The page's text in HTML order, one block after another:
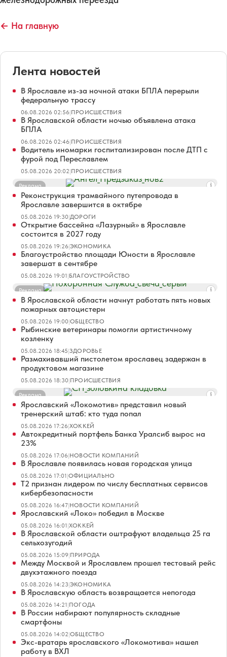
← На главную
Лента новостей
В Ярославле из-за ночной атаки БПЛА перерыли
федеральную трассу
06.08.2026 02:56|ПРОИСШЕСТВИЯ
В Ярославской области ночью объявлена атака
БПЛА
06.08.2026 02:46|ПРОИСШЕСТВИЯ
Водитель иномарки госпитализирован после ДТП с
фурой под Переславлем
05.08.2026 20:02|ПРОИСШЕСТВИЯ
Реклама
Реконструкция трамвайного путепровода в
Ярославле завершится в октябре
05.08.2026 19:30|ДОРОГИ
Открытие бассейна «Лазурный» в Ярославле
состоится в 2027 году
05.08.2026 19:26|ЭКОНОМИКА
Благоустройство площади Юности в Ярославле
завершат в сентябре
05.08.2026 19:01|БЛАГОУСТРОЙСТВО
Реклама
В Ярославской области начнут работать пять новых
пожарных автоцистерн
05.08.2026 19:00|ОБЩЕСТВО
Рыбинские ветеринары помогли артистичному
козленку
05.08.2026 18:45|ЗДОРОВЬЕ
Размахивавший пистолетом ярославец задержан в
продуктовом магазине
05.08.2026 18:30|ПРОИСШЕСТВИЯ
Реклама
Ярославский «Локомотив» представил новый
тренерский штаб: кто туда попал
05.08.2026 17:26|ХОККЕЙ
Автокредитный портфель Банка Уралсиб вырос на
23%
05.08.2026 17:06|НОВОСТИ КОМПАНИЙ
В Ярославле появилась новая городская улица
05.08.2026 17:01|ОФИЦИАЛЬНО
Т2 признан лидером по числу бесплатных сервисов
кибербезопасности
05.08.2026 16:47|НОВОСТИ КОМПАНИЙ
Ярославский «Локо» победил в Москве
05.08.2026 16:01|ХОККЕЙ
В Ярославской области оштрафуют владельца 25 га
сельхозугодий
05.08.2026 15:09|ПРИРОДА
Между Москвой и Ярославлем прошел тестовый рейс
двухэтажного поезда
05.08.2026 14:23|ЭКОНОМИКА
В Ярославскую область возвращается непогода
05.08.2026 14:21|ПОГОДА
В России набирают популярность складные
смартфоны
05.08.2026 14:02|ОБЩЕСТВО
Экс-вратарь ярославского «Локомотива» нашел
работу в ВХЛ